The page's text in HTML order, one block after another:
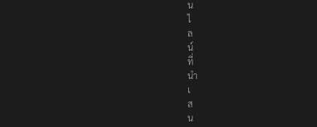
อ
อ
น
ไ
ล
น์
ที่
นำ
เ